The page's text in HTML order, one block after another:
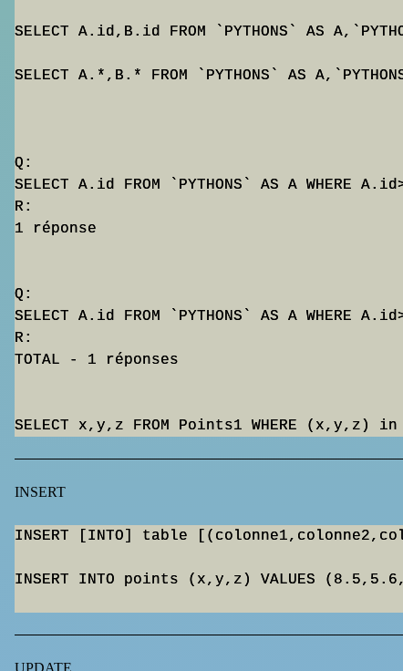
SELECT A.id,B.id FROM `PYTHONS` AS
SELECT A.*,B.* FROM `PYTHONS` AS
Q:
SELECT A.id FROM `PYTHONS` AS A WHERE
R:
1 réponse
Q:
SELECT A.id FROM `PYTHONS` AS A WHERE
R:
TOTAL - 1 réponses
INSERT
INSERT [INTO] table
INSERT INTO points (x,y,z) VALUES
UPDATE